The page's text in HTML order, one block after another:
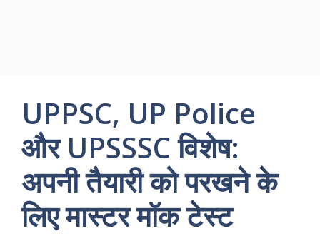
UPPSC, UP Police
और UPSSSC विशेष:
अपनी तैयारी को परखने के
लिए मास्टर मॉक टेस्ट